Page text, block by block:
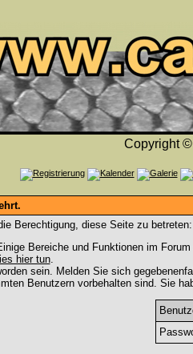
Copyright
Berechtigung, diese Seite zu betreten:
Bereiche und Funktionen im
hier tun.
sein. Melden Sie sich
Benutzern vorbehalten sind. Sie